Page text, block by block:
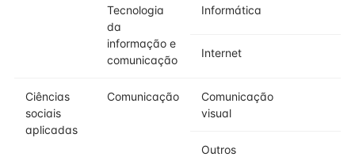
Tecnologia
da
informação e
comunicação
Informática
Internet
Ciências
sociais
aplicadas
Comunicação
Comunicação
visual
Outros